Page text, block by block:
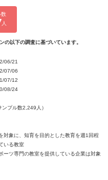
数
人
の以下の調査に基づいています。
06/21
07/06
07/12
08/24
プル数2,249人）
対象に、知育を目的とした教育を週1回程
いる教室
ーツ専門の教室を提供している企業は対象